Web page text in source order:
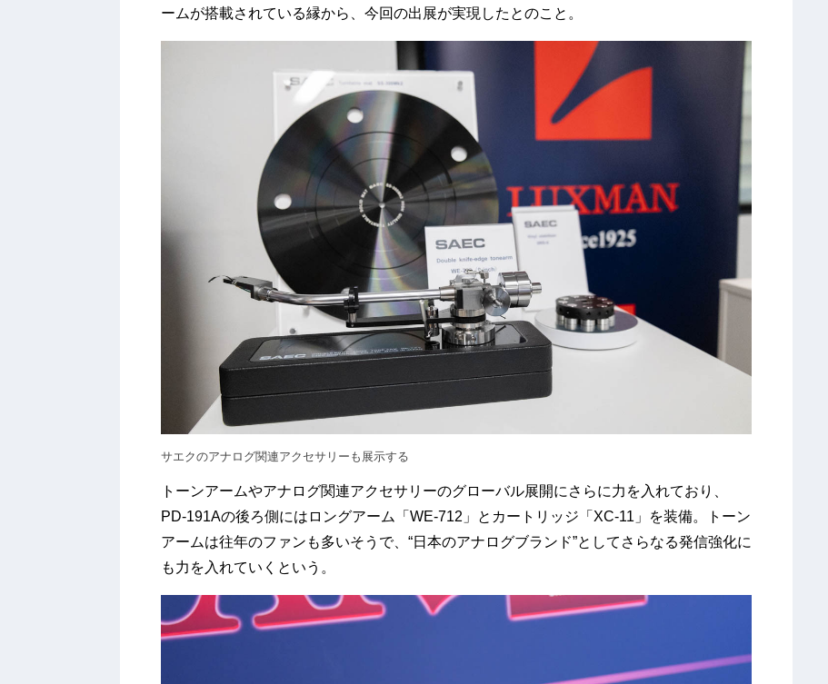
ームが搭載されている縁から、今回の出展が実現したとのこと。
サエクのアナログ関連アクセサリーも展示する
トーンアームやアナログ関連アクセサリーのグローバル展開にさらに力を入れており、
PD-191Aの後ろ側にはロングアーム「WE-712」とカートリッジ「XC-11」を装備。トーン
アームは往年のファンも多いそうで、“日本のアナログブランド”としてさらなる発信強化に
も力を入れていくという。